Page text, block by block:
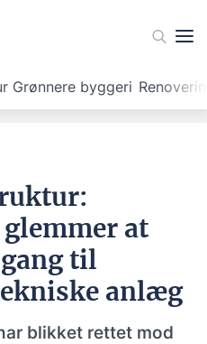
Grønnere byggeri
at
til
anlæg
blikket rettet mod